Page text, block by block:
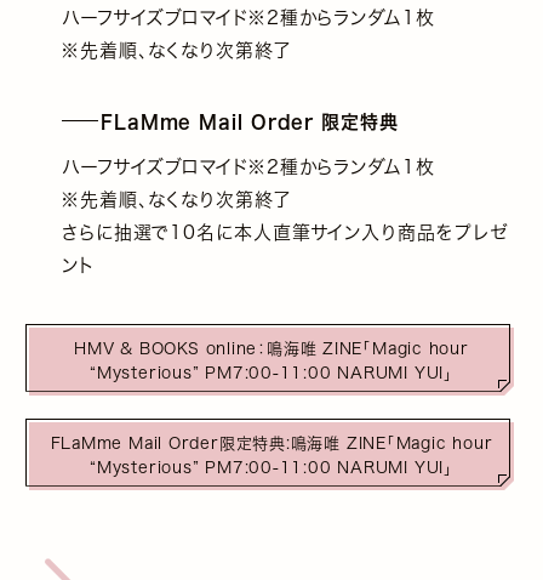
ハーフサイズブロマイド※2種からランダム1枚
※先着順、なくなり次第終了
FLaMme Mail Order 限定特典
ハーフサイズブロマイド※2種からランダム1枚
※先着順、なくなり次第終了
さらに抽選で10名に本人直筆サイン入り商品をプレゼ
ント
HMV & BOOKS online：鳴海唯 ZINE「Magic hour
“Mysterious” PM7:00-11:00 NARUMI YUI」
FLaMme Mail Order限定特典:鳴海唯 ZINE「Magic hour
“Mysterious” PM7:00-11:00 NARUMI YUI」